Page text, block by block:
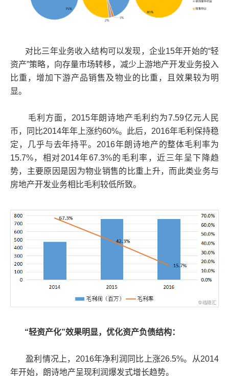
对比三年业务收入结构可以发现，企业15年开始的“轻
资产”策略，向存量市场转移，减少上游地产开发业务投入
比重，增加下游产品销售及物业的比重，且效果较为明
显。
毛利方面，2015年朗诗地产毛利约为7.59亿元人民
币，同比2014年年上涨约60%。此后，2016年毛利保持稳
定，几乎与去年持平。2016年朗诗地产的整体毛利率为
15.7%，相对2014年67.3%的毛利率，近三年呈下降趋
势，主要原因是因为物业销售的比重上升，而此类业务与
房地产开发业务相比毛利较低所致。
“轻资产化”效果明显，优化资产负债结构：
盈利情况上，2016年净利润同比上涨26.5%。从2014
年开始，朗诗地产呈现利润爆发式增长趋势。